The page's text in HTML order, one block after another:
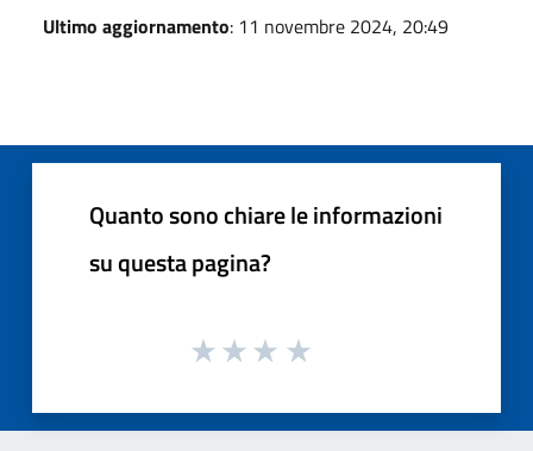
Ultimo aggiornamento: 11 novembre 2024, 20:49
Quanto sono chiare le informazioni
su questa pagina?